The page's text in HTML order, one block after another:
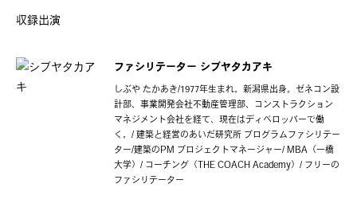
収録出演
ファシリテーター シブヤタカアキ
しぶや たかあき/1977年生まれ。新潟県出身。ゼネコン設
計部、事業開発会社不動産管理部、コンストラクション
マネジメント会社を経て、現在はディベロッパーで働
く。/ 建築と経営のあいだ研究所 プログラムファシリテー
ター/建築のPM プロジェクトマネージャー/ MBA（一橋
大学）/ コーチング（THE COACH Academy）/ フリーの
ファシリテーター